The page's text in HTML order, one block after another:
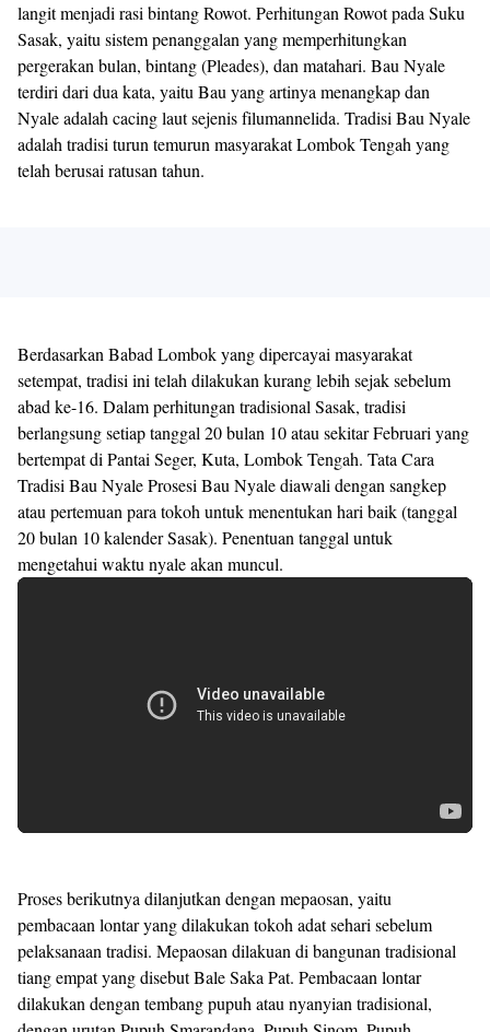
langit menjadi rasi bintang Rowot. Perhitungan Rowot pada Suku
Sasak, yaitu sistem penanggalan yang memperhitungkan
pergerakan bulan, bintang (Pleades), dan matahari. Bau Nyale
terdiri dari dua kata, yaitu Bau yang artinya menangkap dan
Nyale adalah cacing laut sejenis filumannelida. Tradisi Bau Nyale
adalah tradisi turun temurun masyarakat Lombok Tengah yang
telah berusai ratusan tahun.
Berdasarkan Babad Lombok yang dipercayai masyarakat
setempat, tradisi ini telah dilakukan kurang lebih sejak sebelum
abad ke-16. Dalam perhitungan tradisional Sasak, tradisi
berlangsung setiap tanggal 20 bulan 10 atau sekitar Februari yang
bertempat di Pantai Seger, Kuta, Lombok Tengah. Tata Cara
Tradisi Bau Nyale Prosesi Bau Nyale diawali dengan sangkep
atau pertemuan para tokoh untuk menentukan hari baik (tanggal
20 bulan 10 kalender Sasak). Penentuan tanggal untuk
mengetahui waktu nyale akan muncul.
Proses berikutnya dilanjutkan dengan mepaosan, yaitu
pembacaan lontar yang dilakukan tokoh adat sehari sebelum
pelaksanaan tradisi. Mepaosan dilakuan di bangunan tradisional
tiang empat yang disebut Bale Saka Pat. Pembacaan lontar
dilakukan dengan tembang pupuh atau nyanyian tradisional,